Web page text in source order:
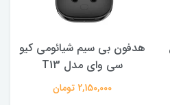
هدفون بی سیم شیائومی کیو
سی وای مدل T13
2,150,000 تومان